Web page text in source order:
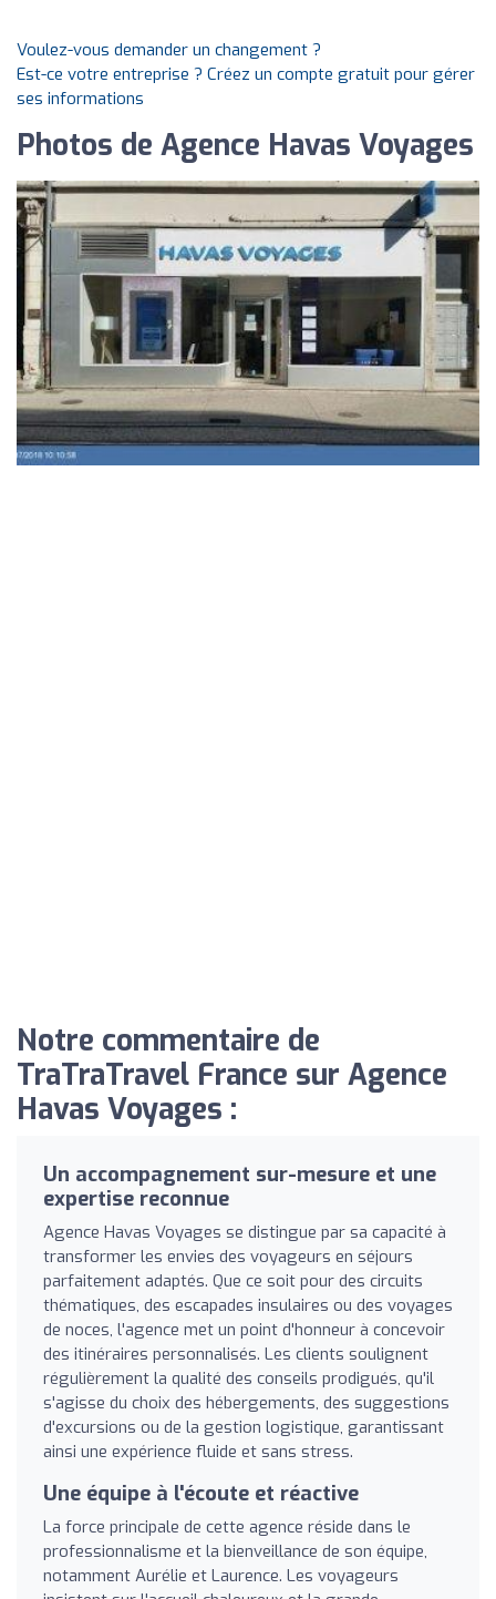
Voulez-vous demander un changement ?
Est-ce votre entreprise ? Créez un compte gratuit pour gérer
ses informations
Photos de Agence Havas Voyages
Notre commentaire de
TraTraTravel France sur Agence
Havas Voyages :
Un accompagnement sur-mesure et une
expertise reconnue
Agence Havas Voyages se distingue par sa capacité à
transformer les envies des voyageurs en séjours
parfaitement adaptés. Que ce soit pour des circuits
thématiques, des escapades insulaires ou des voyages
de noces, l'agence met un point d'honneur à concevoir
des itinéraires personnalisés. Les clients soulignent
régulièrement la qualité des conseils prodigués, qu'il
s'agisse du choix des hébergements, des suggestions
d'excursions ou de la gestion logistique, garantissant
ainsi une expérience fluide et sans stress.
Une équipe à l'écoute et réactive
La force principale de cette agence réside dans le
professionnalisme et la bienveillance de son équipe,
notamment Aurélie et Laurence. Les voyageurs